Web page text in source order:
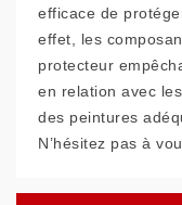
efficace de
effet, les
protecteur
en relation avec
des peintures
N’hésitez pas à